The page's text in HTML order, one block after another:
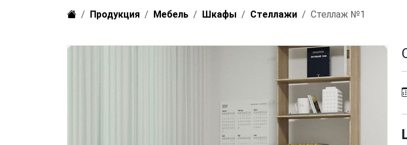
Продукция Мебель Шкафы Стеллажи Стеллаж №1